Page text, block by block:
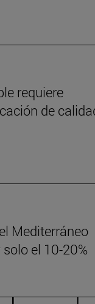
requiere
de
Mediterráneo
el 10-20%